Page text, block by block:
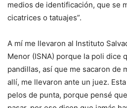
medios de identificación, que se
cicatrices o tatuajes”.
A mí me llevaron al Instituto
Menor (ISNA) porque la poli dice
pandillas, así que me sacaron de
allí, me llevaron ante un juez.
pelos de punta, porque pensé